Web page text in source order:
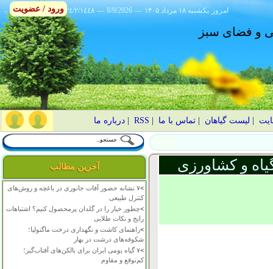
٢٤/٢/١٤٤٨ --- 8/9/2026 --- ۱۴۰۵ يکشنبه ۱۸ مرداد امروز
و فضای سبز
لیست گیاهان |تماس با ما RSS
|درباره ما
آخرین مطالب
>
۷ نشانه حضور آفات جانوری در باغچه و روش‌های
کنترل طبیعی
>چطور خیار را در گلدان پرمحصول کنیم؟ اشتباهات
رایج و نکات طلایی
>راهنمای کاشت و نگهداری درخت ماگنولیا؛
شکوفه‌های درشت در بهار
>
۷ گیاه بومی ایران برای بالکن‌های آفتاب‌گیر؛
کم‌توقع و مقاوم
و کشاورزی
ورود / عضویت